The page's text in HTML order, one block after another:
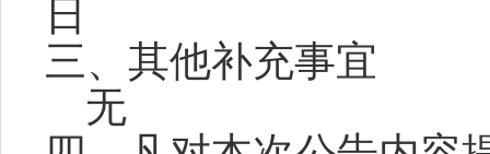
三、其他补充事宜
无